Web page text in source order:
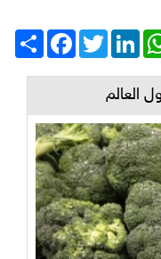
انشر
FacebookTwitterLinkedIn
العالم